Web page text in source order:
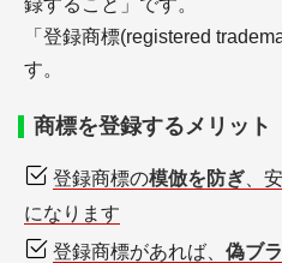
「登録商標(registered
す。
商標を登録するメリット
登録商標の模倣を防ぎ 、
になります
登録商標があれば、 偽ブ